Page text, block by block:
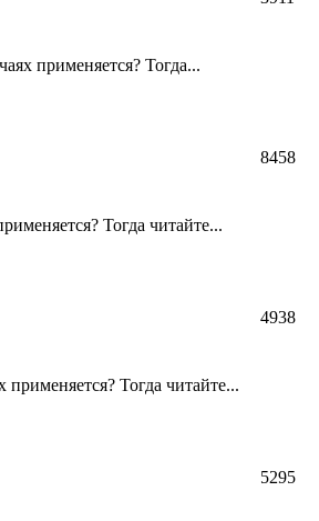
применяется? Тогда...
Тогда читайте...
8458
Тогда читайте...
4938
5295